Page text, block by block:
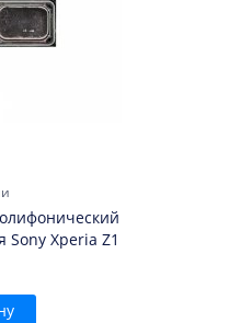
Sony Xperia Z1